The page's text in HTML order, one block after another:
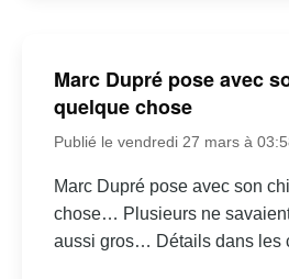
Marc Dupré pose avec
quelque chose
Publié le vendredi 27 mars à
Marc Dupré pose avec son
chose… Plusieurs ne
aussi gros… Détails dans les